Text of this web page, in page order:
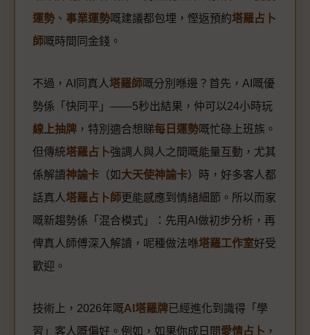
運勢 、 事業運勢嘅建議都包埋，慳返預約塔羅占卜
師嘅時間同金錢。
不過，AI同真人 塔羅師嘅分別喺邊？首先，AI嘅優
勢係「快同平」——5秒出結果，仲可以24小時玩
線上抽牌 ，特別適合想睇每日運勢嘅忙碌上班族。
但傳統塔羅占卜強調人與人之間嘅能量互動，尤其
係解讀神諭卡 （如 大天使神諭卡）時，好多客人都
話真人 塔羅占卜師更能感應到情緒細節。所以而家
嘅新趨勢係「混合模式」：先用AI做初步分析，再
俾真人師傅深入解讀，呢種做法喺塔羅工作室好受
歡迎。
技術上，2026年嘅AI塔羅牌已經進化到識得「學
習」客人嘅偏好。例如，如果你成日問愛情占卜 ，